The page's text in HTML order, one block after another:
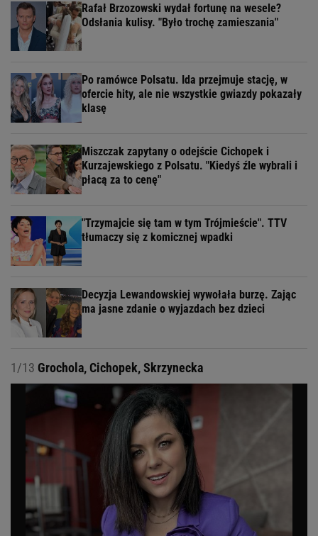
Rafał Brzozowski wydał fortunę na wesele?
Odsłania kulisy. "Było trochę zamieszania"
Po ramówce Polsatu. Ida przejmuje stację, w
ofercie hity, ale nie wszystkie gwiazdy pokazały
klasę
Miszczak zapytany o odejście Cichopek i
Kurzajewskiego z Polsatu. "Kiedyś źle wybrali i
płacą za to cenę"
"Trzymajcie się tam w tym Trójmieście". TTV
tłumaczy się z komicznej wpadki
Decyzja Lewandowskiej wywołała burzę. Zając
ma jasne zdanie o wyjazdach bez dzieci
1/13 Grochola, Cichopek, Skrzynecka